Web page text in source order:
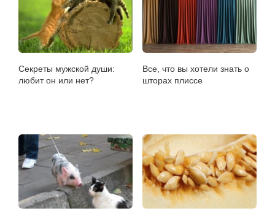
Секреты мужской души:
любит он или нет?
Все, что вы хотели знать о
шторах плиссе